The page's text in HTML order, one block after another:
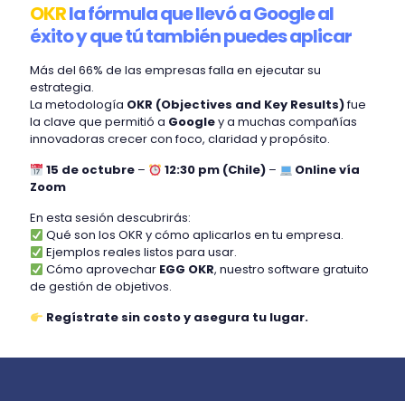
OKRla fórmula que llevó a Google al
éxito y que tú también puedes aplicar
Más del 66% de las empresas falla en ejecutar su
estrategia.
La metodología OKR (Objectives and Key Results)fue
la clave que permitió a Googley a muchas compañías
innovadoras crecer con foco, claridad y propósito.
15 de octubre– 12:30 pm (Chile)–
Online vía
Zoom
En esta sesión descubrirás:
Qué son los OKR y cómo aplicarlos en tu empresa.
Ejemplos reales listos para usar.
Cómo aprovechar EGG OKR, nuestro software gratuito
de gestión de objetivos.
Regístrate sin costo y asegura tu lugar.